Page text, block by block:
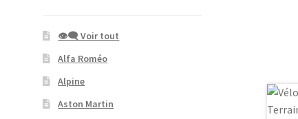
👁‍🗨 Voir tout
Alfa Roméo
Alpine
Aston Martin